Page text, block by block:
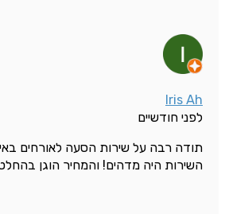
Iris Ah
לפני חודשיים
תודה רבה על שירות הסעה לאורחים
השירות היה מדהים! והמחיר הוגן